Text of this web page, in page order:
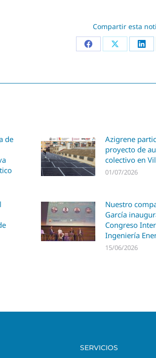
Compartir esta
de
Azigrene
proyecto de
colectivo en
01/07/2026
Nuestro
García
Congreso
Ingeniería
15/06/2026
SERVICIOS